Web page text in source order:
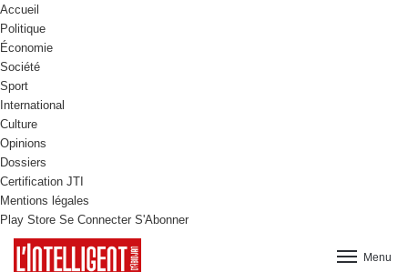
Accueil
Politique
Économie
Société
Sport
International
Culture
Opinions
Dossiers
Certification JTI
Mentions légales
Play Store Se Connecter S'Abonner
Menu